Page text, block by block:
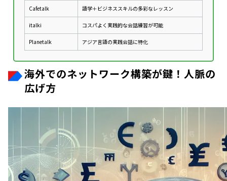
Cafetalk 語学＋ビジネススキルの多彩なレッスン
italki コスパよく実践的な会話練習が可能
Planetalk アジア言語の実践会話に特化
海外でのネットワーク構築が鍵！人脈の
広げ方